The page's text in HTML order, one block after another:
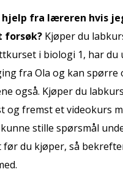
hjelp fra læreren hvis
forsøk?Kjøper du
i biologi 1, har du
fra Ola og kan spørre
også. Kjøper du
og fremst et videokurs
stille spørsmål
du kjøper, så